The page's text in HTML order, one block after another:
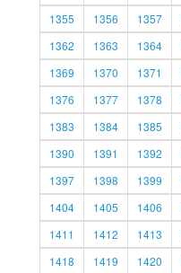
1355
1356 1357
1362
1363 1364
1369
1370 1371
1376
1377 1378
1383
1384 1385
1390
1391 1392
1397
1398 1399
1404
1405 1406
1411
1412 1413
1418
1419 1420